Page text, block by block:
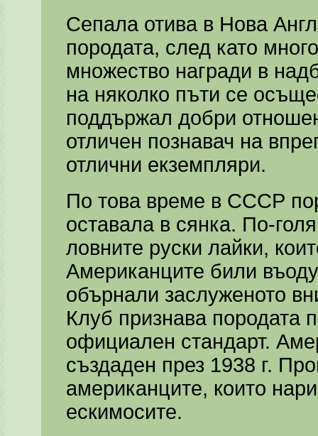
Сепала отива в Нова
породата, след като
множество награди в
на няколко пъти се
поддържал добри
отличен познавач на
отлични екземпляри.
По това време в СССР
оставала в сянка. По-
ловните руски лайки,
Американците били
обърнали заслуженото
Клуб признава породата
официален стандарт.
създаден през 1938 г.
американците, които
ескимосите.